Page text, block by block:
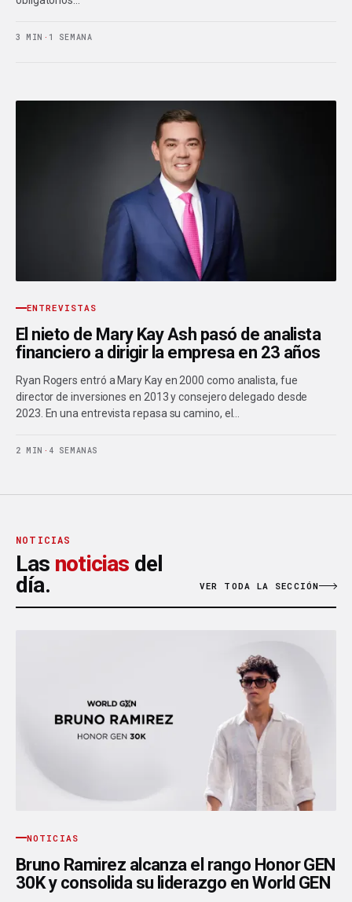
3 MIN · 1 SEMANA
ENTREVISTAS
El nieto de Mary Kay Ash pasó de analista
financiero a dirigir la empresa en 23 años
Ryan Rogers entró a Mary Kay en 2000 como analista, fue
director de inversiones en 2013 y consejero delegado desde
2023. En una entrevista repasa su camino, el…
2 MIN · 4 SEMANAS
NOTICIAS
Las noticias del
día.
VER TODA LA SECCIÓN
NOTICIAS
Bruno Ramirez alcanza el rango Honor GEN
30K y consolida su liderazgo en World GEN